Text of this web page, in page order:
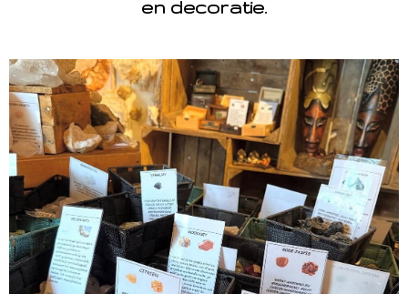
en decoratie.